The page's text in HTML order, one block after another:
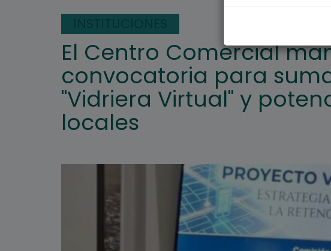
El Centro Comercial
convocatoria para
"Vidriera Virtual" y
locales